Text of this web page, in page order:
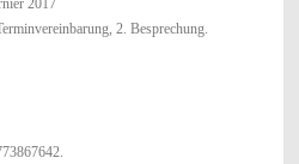
2. Besprechung.
Grüßen